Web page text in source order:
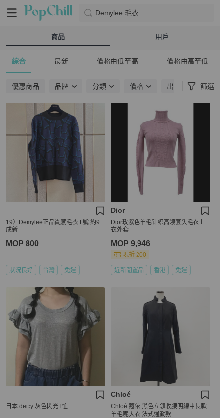
Demylee 毛衣
商品 用戶
綜合 最新 價格由低至高 價格由高至低
優惠商品 品牌 分類 價格 出貨地點 篩選
19）Demylee正品質感毛衣 L號 約9
成新
MOP 800
狀況良好 台灣 免運
Dior
Dior玫紫色羊毛针织高领套头毛衣上
衣外套
MOP 9,946
現折 200
近新閒置品 香港 免運
日本 deicy 灰色閃光T恤
Chloé
Chloé 蔻依 黑色立領收腰明線中長款
羊毛呢大衣 法式通勤款